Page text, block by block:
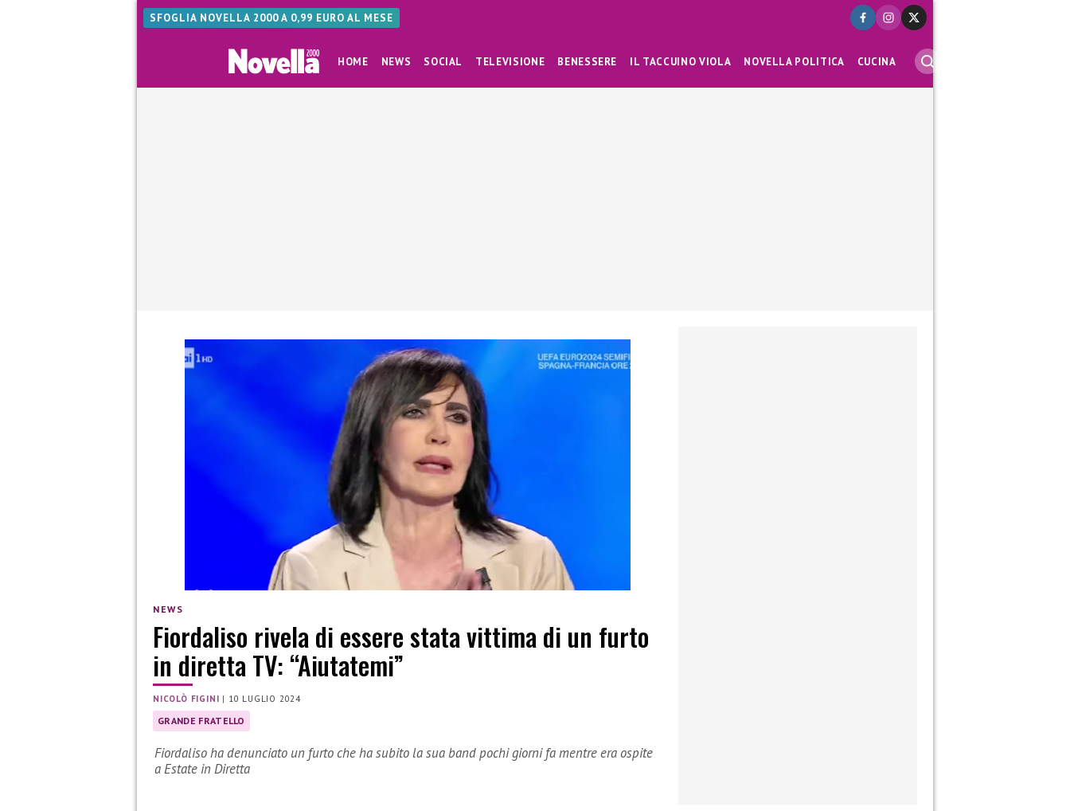
SFOGLIA NOVELLA 2000 A 0,99 EURO AL MESE
HOME NEWS SOCIAL TELEVISIONE BENESSERE IL TACCUINO VIOLA NOVELLA POLITICA CUCINA
NEWS
Fiordaliso rivela di essere stata vittima di un furto
in diretta TV: “Aiutatemi”
NICOLÒ FIGINI | 10 LUGLIO 2024
GRANDE FRATELLO
Fiordaliso ha denunciato un furto che ha subito la sua band pochi giorni fa mentre era ospite
a Estate in Diretta